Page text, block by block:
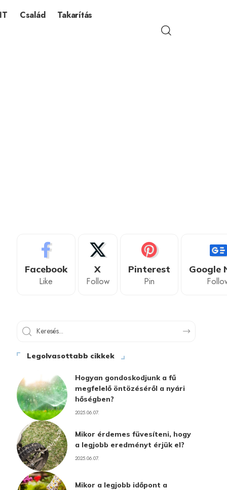
Család Takarítás
Facebook
Like
X
Follow
Pinterest
Pin
Google
Legolvasottabb cikkek
Hogyan gondoskodjunk a fű
megfelelő öntözéséről a nyári
hőségben?
2025.06.07.
Mikor érdemes füvesíteni, hogy
a legjobb eredményt érjük el?
2025.06.07.
Mikor a legjobb időpont a